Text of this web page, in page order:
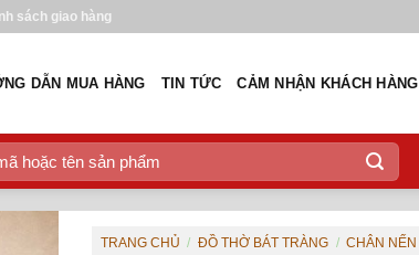
sách giao hàng
DẪN MUA HÀNG TIN TỨC CẢM NHẬN KHÁCH HÀNG
TRANG CHỦ / ĐỒ THỜ BÁT TRÀNG / CHÂN NẾN